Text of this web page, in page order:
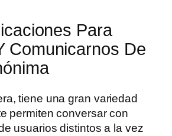
Para
Comunicarnos De
tiene una gran variedad
permiten conversar con
usuarios distintos a la vez